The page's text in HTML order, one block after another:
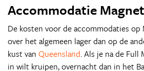
Accommodatie
De kosten voor de accommodaties op
over het algemeen lager dan op de
kust van Queensland. Als je na de Full
in wilt kruipen, overnacht dan in het